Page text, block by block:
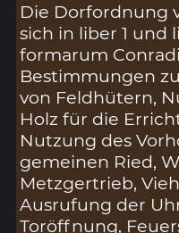
Die Dorfordnung
sich in liber 1 und
formarum
Bestimmungen
von Feldhütern,
Holz für die
Nutzung des
gemeinen Ried,
Metzgertrieb,
Ausrufung der
Toröffnung,